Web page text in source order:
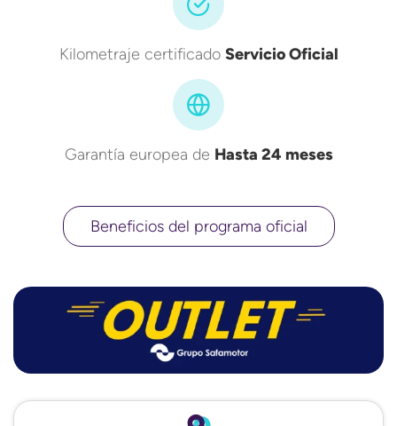
Kilometraje certificado Servicio Oficial
Garantía europea de Hasta 24 meses
Beneficios del programa oficial